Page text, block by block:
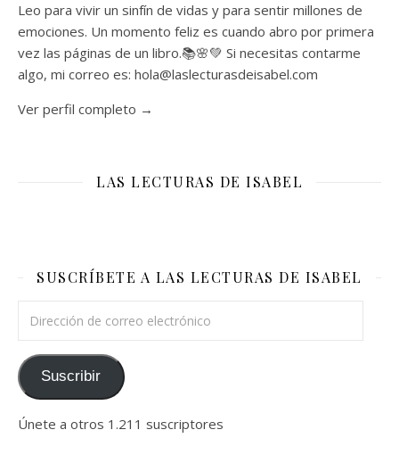
Leo para vivir un sinfín de vidas y para sentir millones de
emociones. Un momento feliz es cuando abro por primera
vez las páginas de un libro.📚🌸💚 Si necesitas contarme
algo, mi correo es: hola@laslecturasdeisabel.com
Ver perfil completo →
LAS LECTURAS DE ISABEL
SUSCRÍBETE A LAS LECTURAS DE ISABEL
Suscribir
Únete a otros 1.211 suscriptores